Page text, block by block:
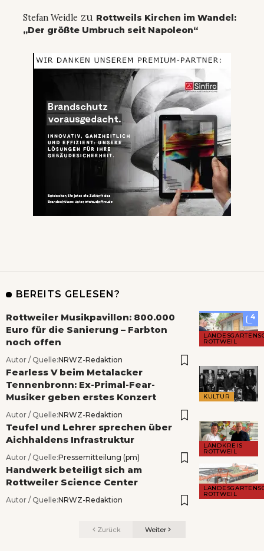
Stefan Weidle zu Rottweils Kirchen im Wandel:
„Der größte Umbruch seit Napoleon“
BEREITS GELESEN?
4
ROTTWEIL
Rottweiler Musikpavillon: 800.000
Euro für die Sanierung – Farbton
noch offen
Autor / Quelle:NRWZ-Redaktion
KULTUR
Fearless V beim Metalacker
Tennenbronn: Ex-Primal-Fear-
Musiker geben erstes Konzert
Autor / Quelle:NRWZ-Redaktion
LANDKREIS
ROTTWEIL
Teufel und Lehrer sprechen über
Aichhaldens Infrastruktur
Autor / Quelle:Pressemitteilung (pm)
ROTTWEIL
Handwerk beteiligt sich am
Rottweiler Science Center
Autor / Quelle:NRWZ-Redaktion
Zurück Weiter